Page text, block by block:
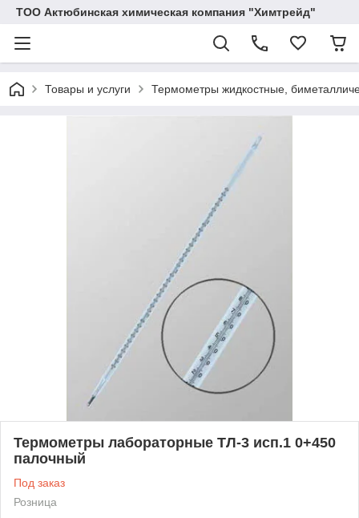
ТОО Актюбинская химическая компания "Химтрейд"
Товары и услуги Термометры жидкостные,
Термометры лабораторные ТЛ-3 исп.1 0+450
палочный
Под заказ
Розница